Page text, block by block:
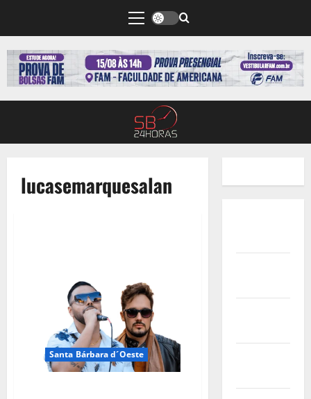
lucasemarquesalan
Santa Bárbara d´Oeste